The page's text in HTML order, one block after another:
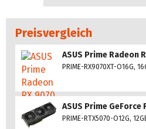
Preisvergleich
ASUS Prime Radeon
PRIME-RX9070XT-O16G,
ASUS Prime GeForce
PRIME-RTX5070-O12G,